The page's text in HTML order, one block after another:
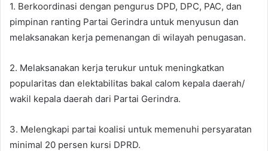
1. Berkoordinasi dengan pengurus DPD, DPC, PAC, dan
pimpinan ranting Partai Gerindra untuk menyusun dan
melaksanakan kerja pemenangan di wilayah penugasan.
2. Melaksanakan kerja terukur untuk meningkatkan
popularitas dan elektabilitas bakal calom kepala daerah/
wakil kepala daerah dari Partai Gerindra.
3. Melengkapi partai koalisi untuk memenuhi persyaratan
minimal 20 persen kursi DPRD.